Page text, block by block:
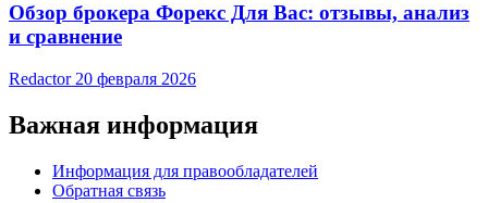
Обзор брокера Форекс Для Вас: отзывы, анализ
и сравнение
Redactor 20 февраля 2026
Важная информация
Информация для правообладателей
Обратная связь